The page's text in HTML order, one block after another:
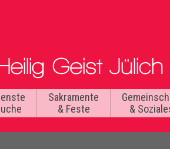
Sakramente
& Feste
&